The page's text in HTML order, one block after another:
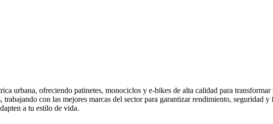
urbana, ofreciendo patinetes, monociclos y e-bikes de alta calidad para
trabajando con las mejores marcas del sector para garantizar rendimiento,
a tu estilo de vida.